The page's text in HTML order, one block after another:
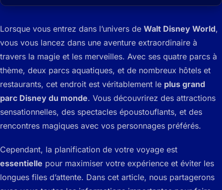
Lorsque vous entrez dans l’univers de Walt Disney World,
vous vous lancez dans une aventure extraordinaire à
travers la magie et les merveilles. Avec ses quatre parcs à
thème, deux parcs aquatiques, et de nombreux hôtels et
restaurants, cet endroit est véritablement le plus grand
parc Disney du monde. Vous découvrirez des attractions
sensationnelles, des spectacles époustouflants, et des
rencontres magiques avec vos personnages préférés.
Cependant, la planification de votre voyage est
essentielle pour maximiser votre expérience et éviter les
longues files d’attente. Dans cet article, nous partagerons